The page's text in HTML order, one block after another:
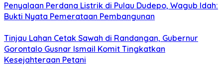
Penyalaan Perdana Listrik di Pulau Dudepo, Wagub Idah:
Bukti Nyata Pemerataan Pembangunan
Tinjau Lahan Cetak Sawah di Randangan, Gubernur
Gorontalo Gusnar Ismail Komit Tingkatkan
Kesejahteraan Petani